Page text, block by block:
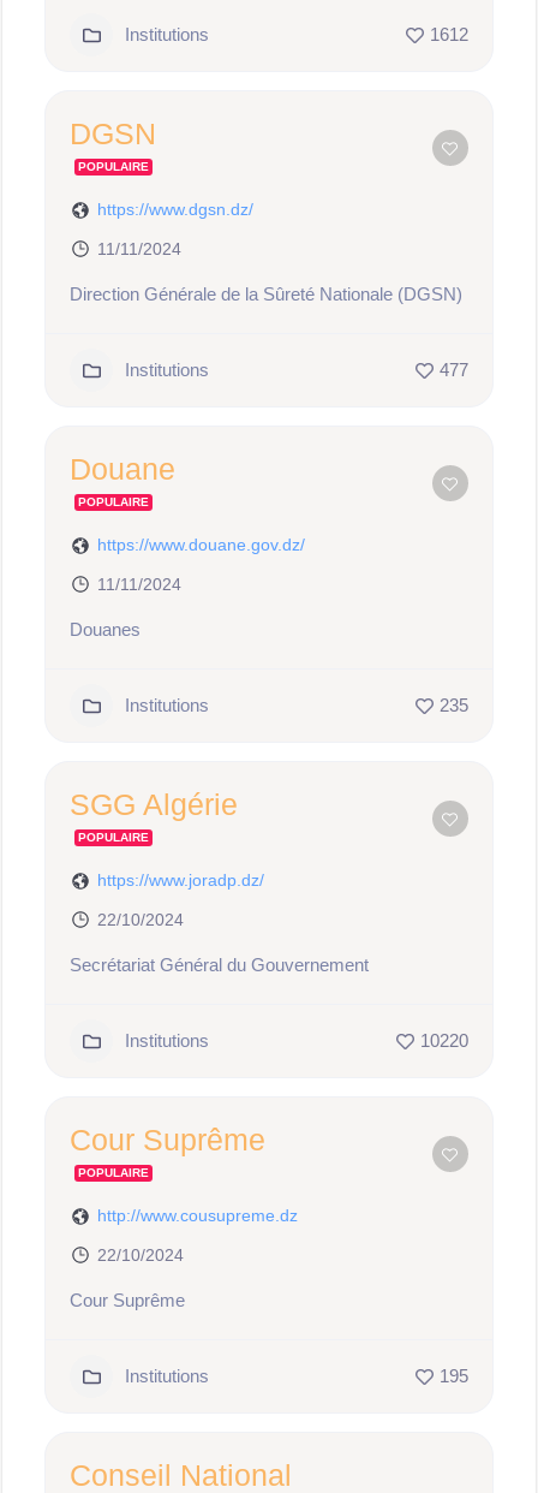
Institutions 1612
DGSN
POPULAIRE
https://www.dgsn.dz/
11/11/2024
Direction Générale de la Sûreté Nationale (DGSN)
Institutions 477
Douane
POPULAIRE
https://www.douane.gov.dz/
11/11/2024
Douanes
Institutions 235
SGG Algérie
POPULAIRE
https://www.joradp.dz/
22/10/2024
Secrétariat Général du Gouvernement
Institutions 10220
Cour Suprême
POPULAIRE
http://www.cousupreme.dz
22/10/2024
Cour Suprême
Institutions 195
Conseil National